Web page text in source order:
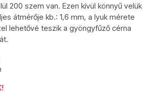
200 szem van. Ezen kívül könnyű velük
átmérője kb.: 1,6 mm, a lyuk mérete
lehetővé teszik a gyöngyfűző cérna